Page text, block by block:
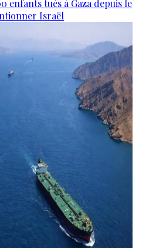
enfants tués à Gaza depuis le
Israël